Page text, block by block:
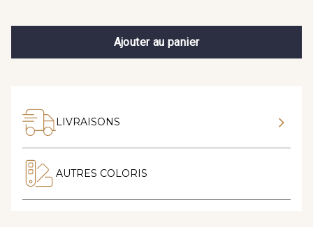
Ajouter au panier
LIVRAISONS
AUTRES COLORIS